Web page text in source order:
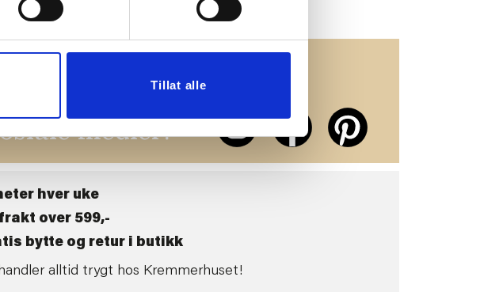
Tillat alle
medier!
hver uke
over 599,-
bytte og retur i butikk
alltid trygt hos Kremmerhuset!